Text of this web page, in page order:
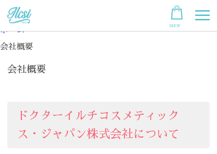
Skip
to
content
SHOP
ホーム
会社概要
会社概要
ドクターイルチコスメティック
ス・ジャパン株式会社について